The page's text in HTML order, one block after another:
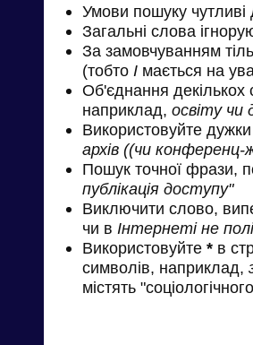
Умови пошуку чутливі
Загальні слова
За замовчуванням
(тобто І мається на
Об'єднання декількох
наприклад, освіту чи
Використовуйте
архів ((чи
Пошук точної фрази,
публікація доступу"
Виключити слово,
чи в Інтернеті не
Використовуйте * в
символів, наприклад,
містять